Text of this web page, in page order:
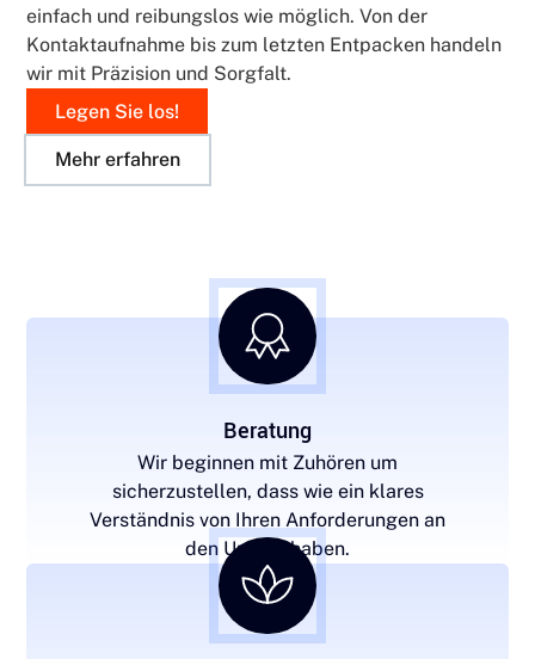
einfach und reibungslos wie möglich. Von der
Kontaktaufnahme bis zum letzten Entpacken handeln
wir mit Präzision und Sorgfalt.
Legen Sie los!
Mehr erfahren
Beratung
Wir beginnen mit Zuhören um
sicherzustellen, dass wie ein klares
Verständnis von Ihren Anforderungen an
den Umzug haben.